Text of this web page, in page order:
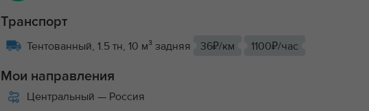
Транспорт
Тентованный, 1.5 тн, 10 м³ задняя
36₽/км 1100₽/час
Мои направления
Центральный— Россия